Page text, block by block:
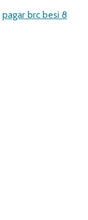
pagar brc besi 8